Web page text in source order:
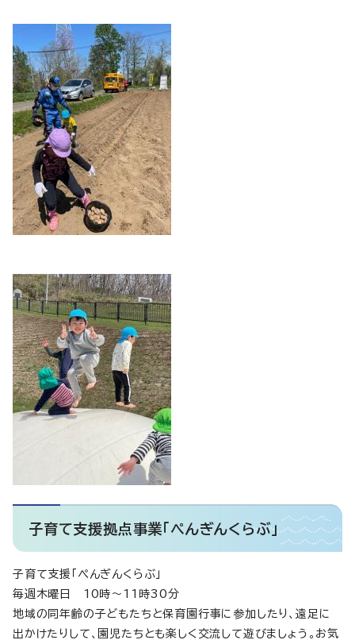
子育て支援拠点事業「ぺんぎんくらぶ」
子育て支援「ぺんぎんくらぶ」
毎週木曜日 10時～11時30分
地域の同年齢の子どもたちと保育園行事に参加したり、遠足に
出かけたりして、園児たちとも楽しく交流して遊びましょう。お気